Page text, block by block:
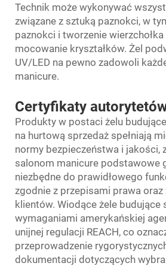
Technik może wykonywać
związane z sztuką paznokci, w
paznokci i tworzenie
mocowanie kryształków. Żel
UV/LED na pewno zadowoli
manicure.
Certyfikaty
Produkty w postaci żelu
na hurtową sprzedaż spełniają
normy bezpieczeństwa i jakości,
salonom manicure podstawowe
niezbędne do prawidłowego
zgodnie z przepisami prawa
klientów. Wiodące żele budujące
wymaganiami amerykańskiej
unijnej regulacji REACH, co
przeprowadzenie
dokumentacji dotyczących